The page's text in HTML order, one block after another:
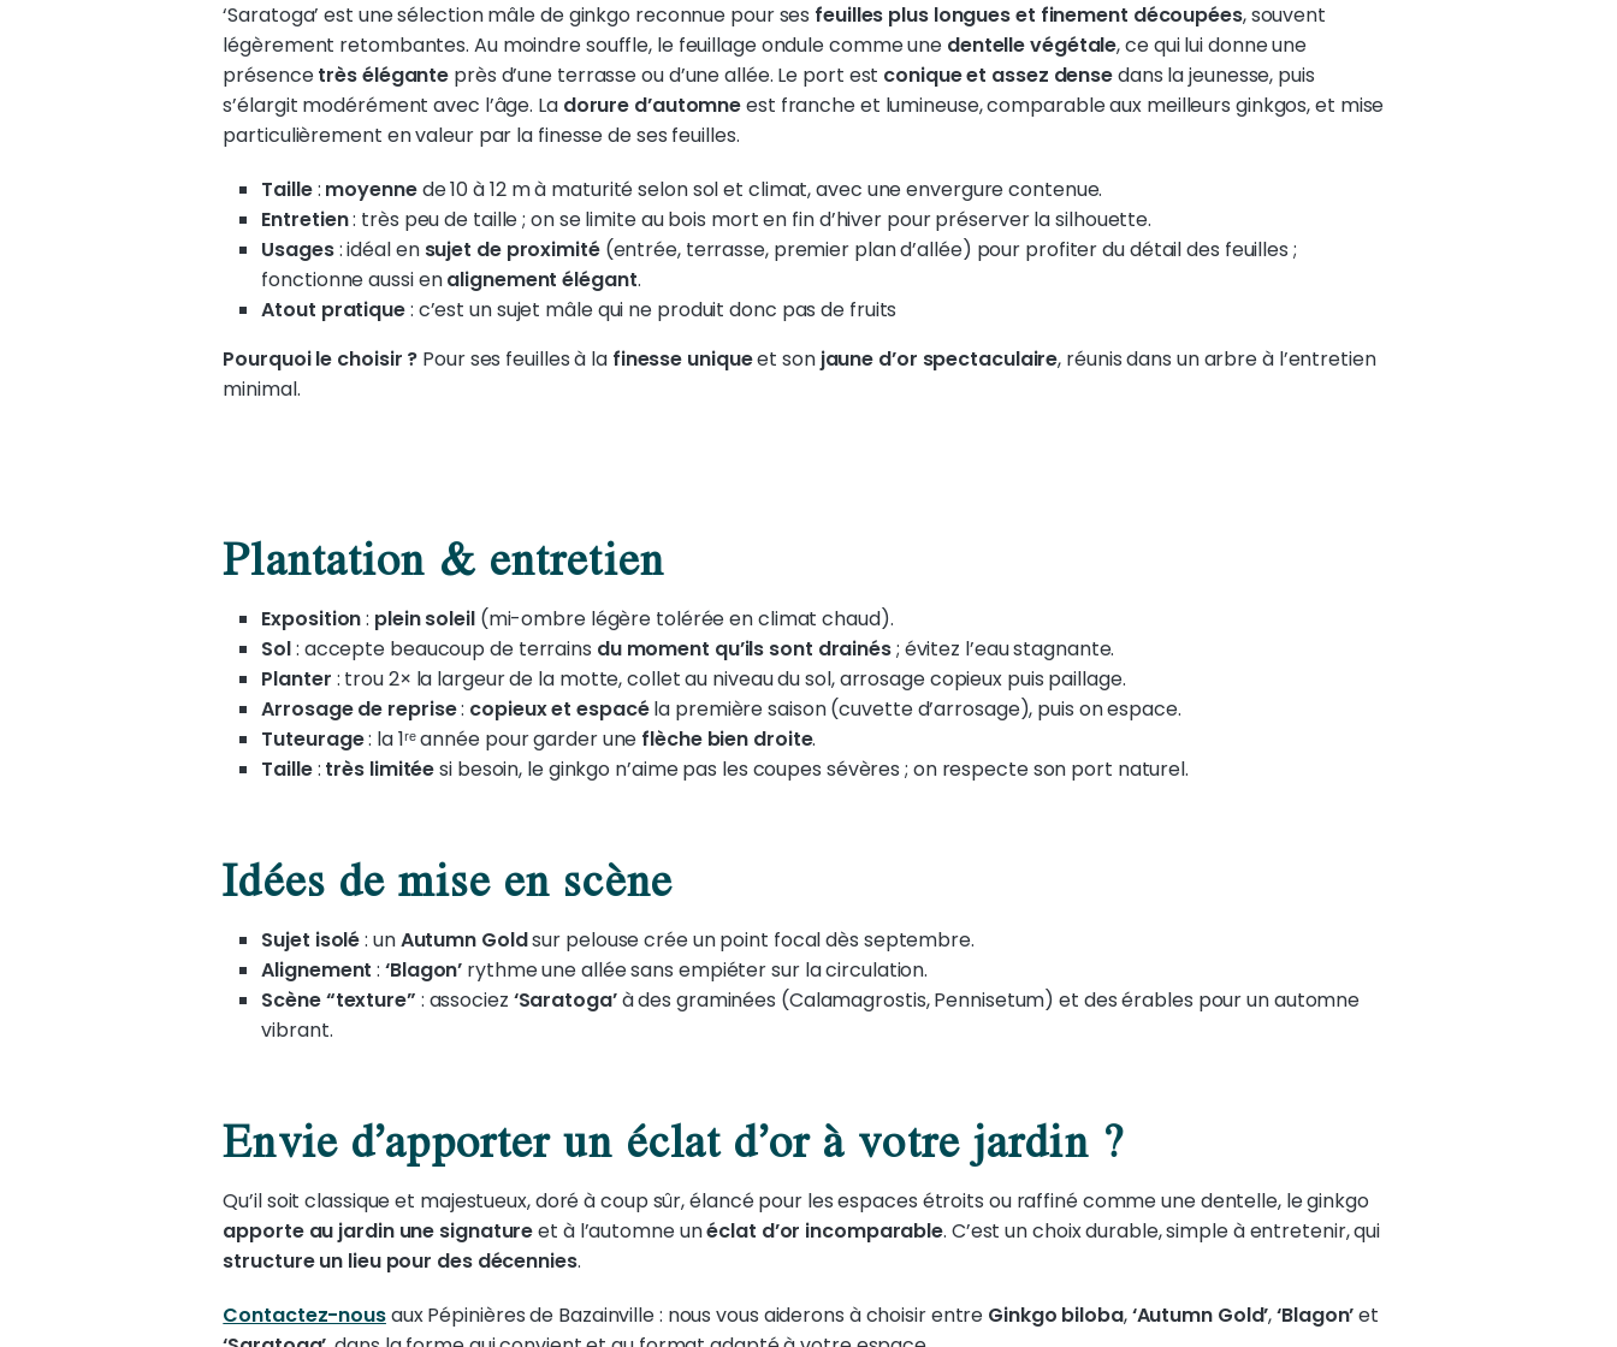
‘Saratoga’ est une sélection mâle de ginkgo reconnue pour ses feuilles plus longues et finement découpées, souvent
légèrement retombantes. Au moindre souffle, le feuillage ondule comme une dentelle végétale, ce qui lui donne une
présencetrès élégante près d’une terrasse ou d’une allée. Le port est conique et assez densedans la jeunesse, puis
s’élargit modérément avec l’âge. La dorure d’automneest franche et lumineuse, comparable aux meilleurs ginkgos, et mise
particulièrement en valeur par la finesse de ses feuilles.
Taille: moyennede 10 à 12 m à maturité selon sol et climat, avec une envergure contenue.
Entretien: très peu de taille ; on se limite au bois mort en fin d’hiver pour préserver la silhouette.
Usages: idéal en sujet de proximité(entrée, terrasse, premier plan d’allée) pour profiter du détail des feuilles ;
fonctionne aussi enalignement élégant.
Atout pratique: c’est un sujet mâle qui ne produit donc pas de fruits
Pourquoi le choisir ? Pour ses feuilles à lafinesse uniqueet son jaune d’or spectaculaire, réunis dans un arbre à l’entretien
minimal.
Plantation & entretien
Exposition: plein soleil(mi-ombre légère tolérée en climat chaud).
Sol: accepte beaucoup de terrains du moment qu’ils sont drainés; évitez l’eau stagnante.
Planter : trou 2× la largeur de la motte, collet au niveau du sol, arrosage copieux puis paillage.
Arrosage de reprise: copieux et espacéla première saison (cuvette d’arrosage), puis on espace.
Tuteurage: la 1ʳᵉ année pour garder une flèche bien droite.
Taille: très limitéesi besoin, le ginkgo n’aime pas les coupes sévères ; on respecte son port naturel.
Idées de mise en scène
Sujet isolé: unAutumn Goldsur pelouse crée un point focal dès septembre.
Alignement :‘Blagon’ rythme une allée sans empiéter sur la circulation.
Scène “texture” : associez ‘Saratoga’à des graminées (Calamagrostis, Pennisetum) et des érables pour un automne
vibrant.
Envie d’apporter un éclat d’or à votre jardin ?
Qu’il soit classique et majestueux, doré à coup sûr, élancé pour les espaces étroits ou raffiné comme une dentelle, le ginkgo
apporte au jardin une signatureet à l’automne unéclat d’or incomparable. C’est un choix durable, simple à entretenir, qui
structure un lieu pour des décennies.
Contactez-nousaux Pépinières de Bazainville : nous vous aiderons à choisir entre Ginkgo biloba,‘Autumn Gold’,‘Blagon’et